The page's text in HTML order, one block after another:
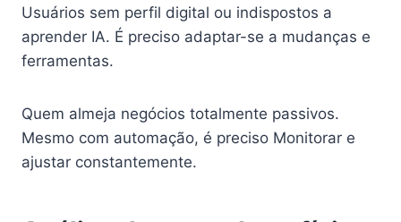
Usuários sem perfil digital ou indispostos a
aprender IA. É preciso adaptar-se a mudanças e
ferramentas.
Quem almeja negócios totalmente passivos.
Mesmo com automação, é preciso Monitorar e
ajustar constantemente.